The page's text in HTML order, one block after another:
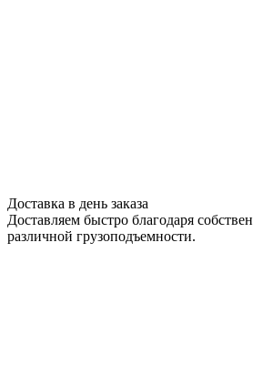
Доставка в день заказа
Доставляем быстро благодаря
различной грузоподъемности.